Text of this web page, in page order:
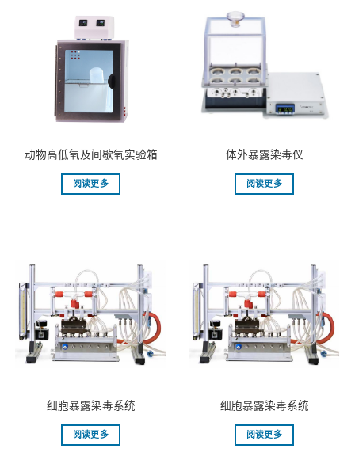
动物高低氧及间歇氧实验箱
阅读更多
体外暴露染毒仪
阅读更多
细胞暴露染毒系统
阅读更多
细胞暴露染毒系统
阅读更多